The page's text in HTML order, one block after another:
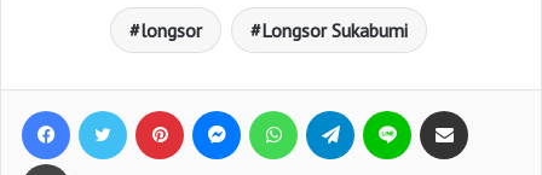
longsor Longsor Sukabumi